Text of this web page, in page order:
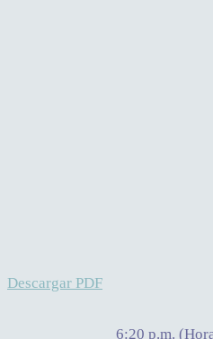
Descargar PDF
6:20 p.m.